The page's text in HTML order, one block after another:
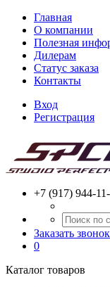
Главная
О компании
Полезная
Дилерам
Статус заказа
Контакты
Вход
Регистрация
+7 (917) 944-
Заказать звонок
0
Каталог товаров